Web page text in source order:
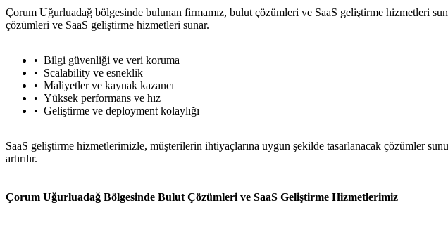
Çorum Uğurluadağ bölgesinde bulunan firmamız, bulut çözümleri ve SaaS geliştirme hizmetleri
çözümleri ve SaaS geliştirme hizmetleri sunar.
Bilgi güvenliği ve veri koruma
Scalability ve esneklik
Maliyetler ve kaynak kazancı
Yüksek performans ve hız
Geliştirme ve deployment kolaylığı
SaaS geliştirme hizmetlerimizle, müşterilerin ihtiyaçlarına uygun şekilde tasarlanacak çözümler
artırılır.
Çorum Uğurluadağ Bölgesinde Bulut Çözümleri ve SaaS Geliştirme Hizmetlerimiz